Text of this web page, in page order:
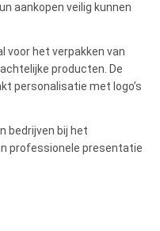
aankopen veilig kunnen
voor het verpakken van
producten. De
personalisatie met logo’s
bedrijven bij het
professionele presentatie